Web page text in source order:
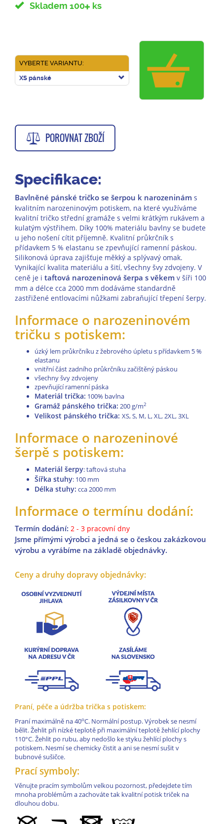
Skladem 100 ks
VYBERTE VARIANTU:
XS pánské
POROVNAT ZBOŽÍ
Specifikace:
Bavlněné pánské tričko se šerpou k narozeninám s
kvalitním narozeninovým potiskem, na které využíváme
kvalitní tričko střední gramáže s velmi krátkým rukávem a
kulatým výstřihem. Díky 100% materiálu bavlny se budete
u jeho nošení cítit příjemně. Kvalitní průkrčník s
přídavkem 5 % elastanu se zpevňující ramenní páskou.
Silikonová úprava zajišťuje měkký a splývavý omak.
Vynikající kvalita materiálu a šití, všechny švy zdvojeny. V
ceně je i taftová narozeninová šerpa s věkem v šíři 100
mm a délce cca 2000 mm dodáváme standardně
zastřižené entlovacími nůžkami zabraňující třepení šerpy.
Informace o narozeninovém
tričku s potiskem:
úzký lem průkrčníku z žebrového úpletu s přídavkem 5 %
elastanu
vnitřní část zadního průkrčníku začištěný páskou
všechny švy zdvojeny
zpevňující ramenní páska
Materiál trička: 100% bavlna
Gramáž pánského trička: 200 g/m2
Velikost pánského trička: XS, S, M, L, XL, 2XL, 3XL
Informace o narozeninové
šerpě s potiskem:
Materiál šerpy: taftová stuha
Šířka stuhy: 100 mm
Délka stuhy: cca2000 mm
Informace o termínu dodání:
Termín dodání: 2 - 3 pracovní dny
Jsme přímými výrobci a jedná se o českou zakázkovou
výrobu a vyrábíme na základě objednávky.
Ceny a druhy dopravy objednávky:
Praní, péče a údržba trička s potiskem:
Praní maximálně na 40oC. Normální postup. Výrobek se nesmí
bělit. Žehlit při nízké teplotě při maximální teplotě žehlící plochy
110°C. Žehlit po rubu, aby nedošlo ke styku žehlící plochy s
potiskem. Nesmí se chemicky čistit a ani se nesmí sušit v
bubnové sušičce.
Prací symboly:
Věnujte pracím symbolům velkou pozornost, předejdete tím
mnoha problémům a zachováte tak kvalitní potisk triček na
dlouhou dobu.